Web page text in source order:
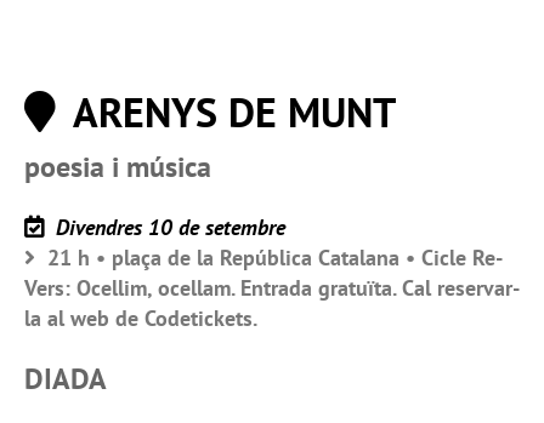
ARENYS DE MUNT
poesia i música
Divendres 10 de setembre
21 h • plaça de la República Catalana • Cicle Re-
Vers: Ocellim, ocellam. Entrada gratuïta. Cal reservar-
la al web de Codetickets.
DIADA